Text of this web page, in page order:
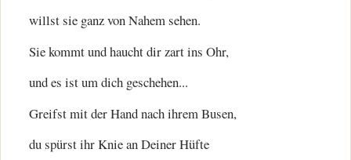
willst sie ganz von Nahem sehen.
Sie kommt und haucht dir zart ins Ohr,
und es ist um dich geschehen...
Greifst mit der Hand nach ihrem Busen,
du spürst ihr Knie an Deiner Hüfte